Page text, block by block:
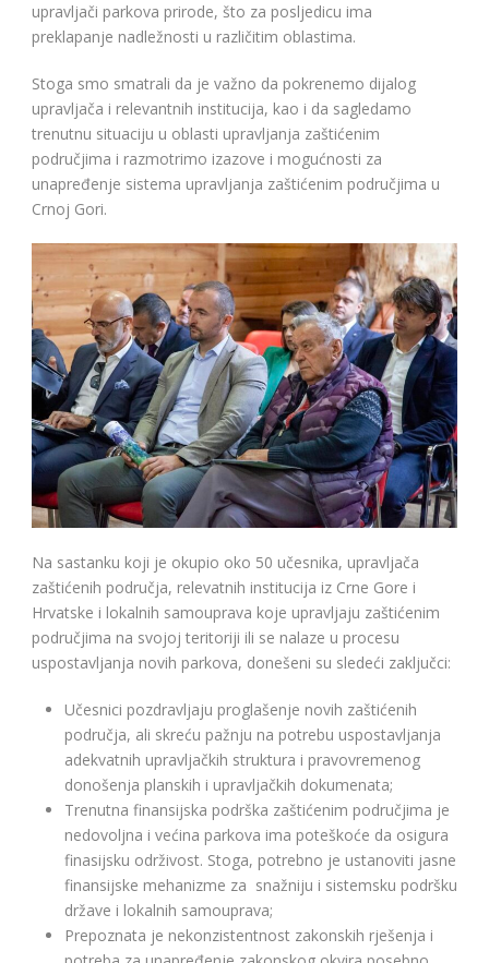
upravljači parkova prirode, što za posljedicu ima
preklapanje nadležnosti u različitim oblastima.
Stoga smo smatrali da je važno da pokrenemo dijalog
upravljača i relevantnih institucija, kao i da sagledamo
trenutnu situaciju u oblasti upravljanja zaštićenim
područjima i razmotrimo izazove i mogućnosti za
unapređenje sistema upravljanja zaštićenim područjima u
Crnoj Gori.
Na sastanku koji je okupio oko 50 učesnika, upravljača
zaštićenih područja, relevatnih institucija iz Crne Gore i
Hrvatske i lokalnih samouprava koje upravljaju zaštićenim
područjima na svojoj teritoriji ili se nalaze u procesu
uspostavljanja novih parkova, donešeni su sledeći zaključci:
Učesnici pozdravljaju proglašenje novih zaštićenih
područja, ali skreću pažnju na potrebu uspostavljanja
adekvatnih upravljačkih struktura i pravovremenog
donošenja planskih i upravljačkih dokumenata;
Trenutna finansijska podrška zaštićenim područjima je
nedovoljna i većina parkova ima poteškoće da osigura
finasijsku održivost. Stoga, potrebno je ustanoviti jasne
finansijske mehanizme za snažniju i sistemsku podršku
države i lokalnih samouprava;
Prepoznata je nekonzistentnost zakonskih rješenja i